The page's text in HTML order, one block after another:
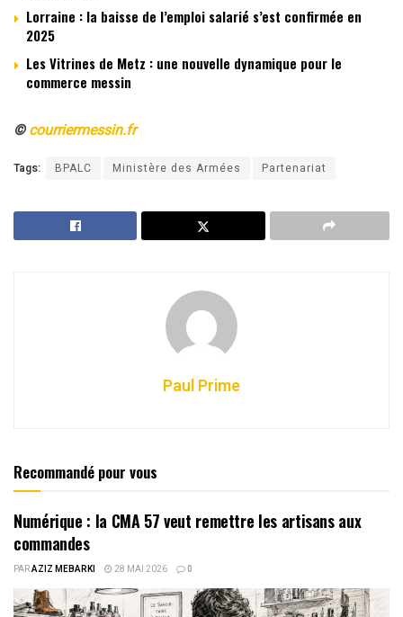
Lorraine : la baisse de l’emploi salarié s’est confirmée en
2025
Les Vitrines de Metz : une nouvelle dynamique pour le
commerce messin
© courriermessin.fr
Tags: BPALC Ministère des Armées Partenariat
Paul Prime
Recommandé pour vous
Numérique : la CMA 57 veut remettre les artisans aux
commandes
PARAZIZ MEBARKI 28 MAI 2026 0